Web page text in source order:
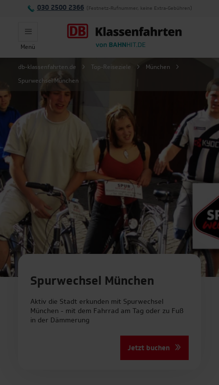
Menü
030 2500 2366 (Festnetz-Rufnummer, keine Extra-Gebühren)
db-klassenfahrten.de Top-Reiseziele München
Spurwechsel München
Spurwechsel München
Aktiv die Stadt erkunden mit Spurwechsel
München - mit dem Fahrrad am Tag oder zu Fuß
in der Dämmerung
Jetzt buchen